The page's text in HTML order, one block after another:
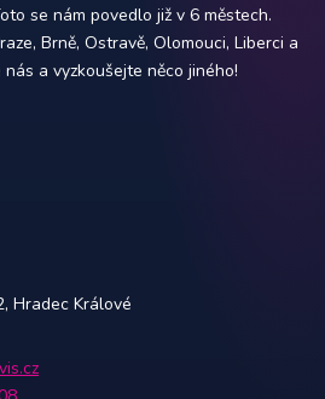
se nám povedlo již v 6 městech.
Brně, Ostravě, Olomouci, Liberci a
a vyzkoušejte něco jiného!
Hradec Králové